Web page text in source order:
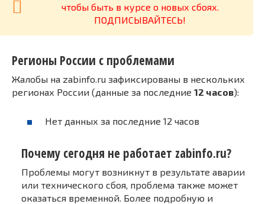
чтобы быть в курсе о новых сбоях.
ПОДПИСЫВАЙТЕСЬ!
Регионы России с проблемами
Жалобы на zabinfo.ru зафиксированы в нескольких
регионах России (данные за последние 12 часов):
Нет данных за последние 12 часов
Почему сегодня не работает zabinfo.ru?
Проблемы могут возникнут в результате аварии
или технического сбоя, проблема также может
оказаться временной. Более подробную и